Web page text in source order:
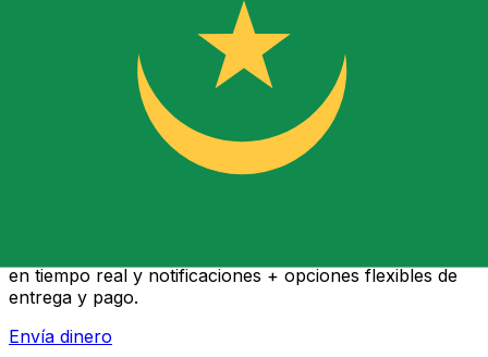
en tiempo real y notificaciones + opciones flexibles de
entrega y pago.
Envía dinero